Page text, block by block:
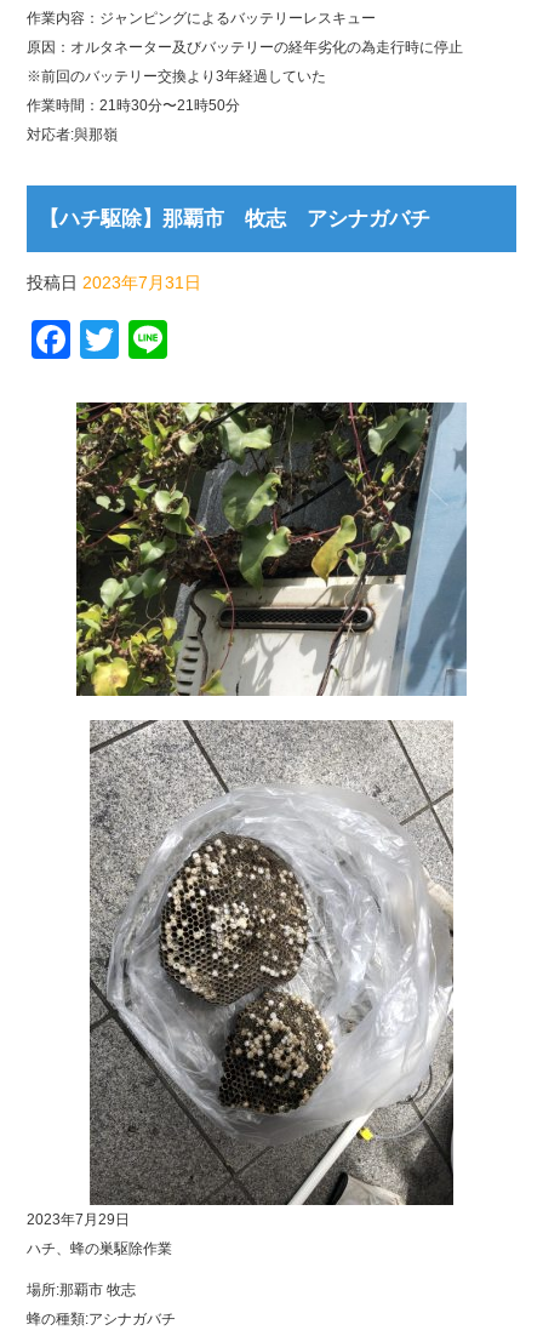
作業内容：ジャンピングによるバッテリーレスキュー
原因：オルタネーター及びバッテリーの経年劣化の為走行時に停止
※前回のバッテリー交換より3年経過していた
作業時間：21時30分〜21時50分
対応者:與那嶺
【ハチ駆除】那覇市 牧志 アシナガバチ
投稿日 2023年7月31日
Facebook
Twitter
2023年7月29日
ハチ、蜂の巣駆除作業
場所:那覇市 牧志
蜂の種類:アシナガバチ